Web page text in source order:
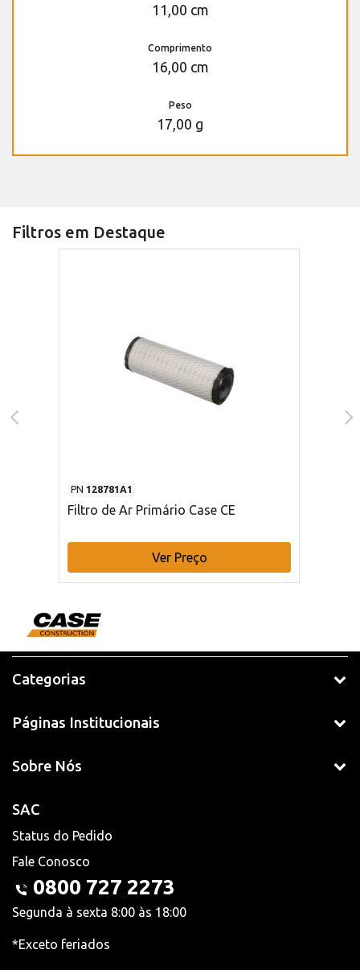
11,00 cm
Comprimento
16,00 cm
Peso
17,00 g
Filtros em Destaque
PN 128781A1
Filtro de Ar Primário Case CE
Ver Preço
Categorias
Páginas Institucionais
Sobre Nós
SAC
Status do Pedido
Fale Conosco
0800 727 2273
Segunda à sexta 8:00 às 18:00
*Exceto feriados